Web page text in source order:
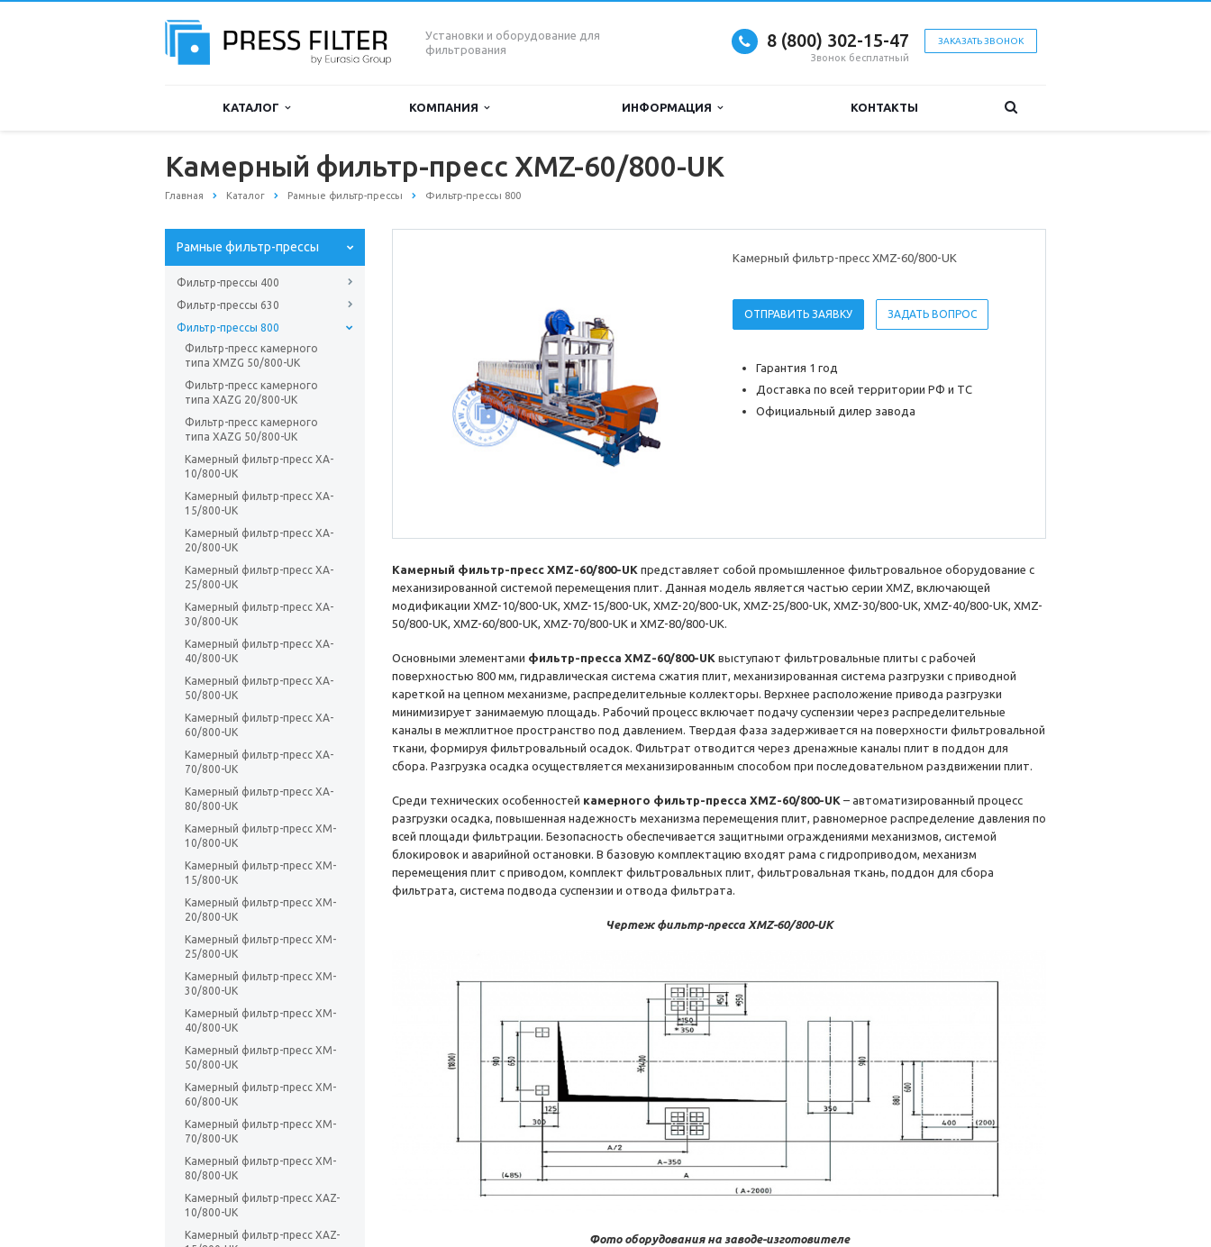
Установки и оборудование для
фильтрования
ЗАКАЗАТЬ ЗВОНОК
8 (800) 302-15-47
Звонок бесплатный
КАТАЛОГ КОМПАНИЯ ИНФОРМАЦИЯ КОНТАКТЫ
Камерный фильтр-пресс XMZ-60/800-UK
Главная Каталог Рамные фильтр-прессы Фильтр-прессы 800
Рамные фильтр-прессы
Фильтр-прессы 400
Фильтр-прессы 630
Фильтр-прессы 800
Фильтр-пресс камерного
типа XMZG 50/800-UK
Фильтр-пресс камерного
типа XAZG 20/800-UK
Фильтр-пресс камерного
типа XAZG 50/800-UK
Камерный фильтр-пресс XA-
10/800-UK
Камерный фильтр-пресс XA-
15/800-UK
Камерный фильтр-пресс XA-
20/800-UK
Камерный фильтр-пресс XA-
25/800-UK
Камерный фильтр-пресс XA-
30/800-UK
Камерный фильтр-пресс XA-
40/800-UK
Камерный фильтр-пресс XA-
50/800-UK
Камерный фильтр-пресс XA-
60/800-UK
Камерный фильтр-пресс XA-
70/800-UK
Камерный фильтр-пресс XA-
80/800-UK
Камерный фильтр-пресс XM-
10/800-UK
Камерный фильтр-пресс XM-
15/800-UK
Камерный фильтр-пресс XM-
20/800-UK
Камерный фильтр-пресс XM-
25/800-UK
Камерный фильтр-пресс XM-
30/800-UK
Камерный фильтр-пресс XM-
40/800-UK
Камерный фильтр-пресс XM-
50/800-UK
Камерный фильтр-пресс XM-
60/800-UK
Камерный фильтр-пресс XM-
70/800-UK
Камерный фильтр-пресс XM-
80/800-UK
Камерный фильтр-пресс XAZ-
10/800-UK
Камерный фильтр-пресс XAZ-
Камерный фильтр-пресс XMZ-60/800-UK
ОТПРАВИТЬ ЗАЯВКУ ЗАДАТЬ ВОПРОС
Гарантия 1 год
Доставка по всей территории РФ и ТС
Официальный дилер завода
Камерный фильтр-пресс XMZ-60/800-UK представляет собой промышленное фильтровальное оборудование с
механизированной системой перемещения плит. Данная модель является частью серии XMZ, включающей
модификации XМZ-10/800-UK, XМZ-15/800-UK, XМZ-20/800-UK, XМZ-25/800-UK, XМZ-30/800-UK, XМZ-40/800-UK, XМZ-
50/800-UK, XМZ-60/800-UK, XМZ-70/800-UK и XМZ-80/800-UK.
Основными элементами фильтр-пресса XMZ-60/800-UK выступают фильтровальные плиты с рабочей
поверхностью 800 мм, гидравлическая система сжатия плит, механизированная система разгрузки с приводной
кареткой на цепном механизме, распределительные коллекторы. Верхнее расположение привода разгрузки
минимизирует занимаемую площадь. Рабочий процесс включает подачу суспензии через распределительные
каналы в межплитное пространство под давлением. Твердая фаза задерживается на поверхности фильтровальной
ткани, формируя фильтровальный осадок. Фильтрат отводится через дренажные каналы плит в поддон для
сбора. Разгрузка осадка осуществляется механизированным способом при последовательном раздвижении плит.
Среди технических особенностей камерного фильтр-пресса XMZ-60/800-UK – автоматизированный процесс
разгрузки осадка, повышенная надежность механизма перемещения плит, равномерное распределение давления по
всей площади фильтрации. Безопасность обеспечивается защитными ограждениями механизмов, системой
блокировок и аварийной остановки. В базовую комплектацию входят рама с гидроприводом, механизм
перемещения плит с приводом, комплект фильтровальных плит, фильтровальная ткань, поддон для сбора
фильтрата, система подвода суспензии и отвода фильтрата.
Чертеж фильтр-пресса XMZ-60/800-UK
Фото оборудования на заводе-изготовителе